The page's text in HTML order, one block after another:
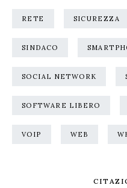
RETE SICUREZZA
SINDACO
SOCIAL NETWORK
SOFTWARE LIBERO
VOIP WEB